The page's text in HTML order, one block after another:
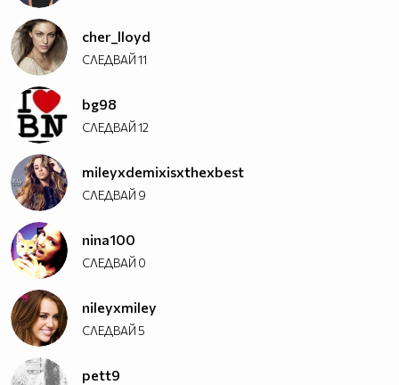
cher_lloyd
СЛЕДВАЙ11
bg98
СЛЕДВАЙ12
mileyxdemixisxthexbest
СЛЕДВАЙ 9
nina100
СЛЕДВАЙ 0
nileyxmiley
СЛЕДВАЙ5
pett9